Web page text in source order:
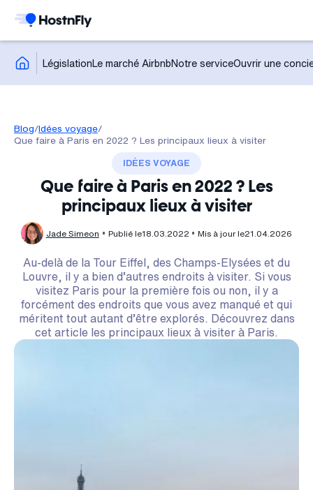
LégislationLe marché AirbnbNotre serviceOuvrir une
Blog/Idées voyage/
Que faire à Paris en 2022 ? Les principaux lieux à visiter
IDÉES VOYAGE
Que faire à Paris en 2022 ? Les
principaux lieux à visiter
Jade Simeon Publié le18.03.2022 Mis à jour le21.04.2026
Au-delà de la Tour Eiffel, des Champs-Elysées et du
Louvre, il y a bien d’autres endroits à visiter. Si vous
visitez Paris pour la première fois ou non, il y a
forcément des endroits que vous avez manqué et qui
méritent tout autant d’être explorés. Découvrez dans
cet article les principaux lieux à visiter à Paris.